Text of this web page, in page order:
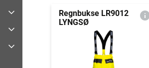
Regnbukse LR9012
LYNGSØ